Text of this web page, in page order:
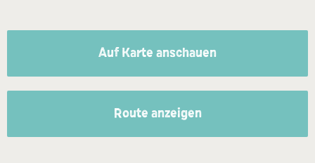
Auf Karte anschauen
Route anzeigen